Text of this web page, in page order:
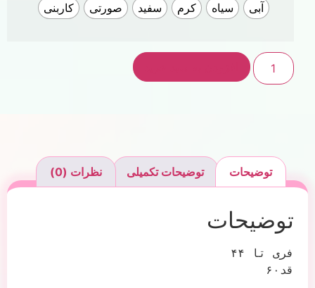
آبی سیاه کرم سفید صورتی کاربنی
توضیحات توضیحات تکمیلی نظرات (0)
توضیحات
قد۶۰